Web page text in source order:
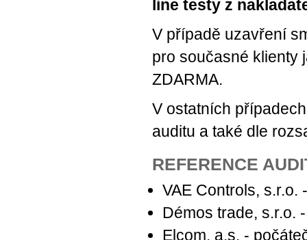
line testy z
V případě uzavření
pro současné klienty
ZDARMA.
V ostatních
auditu a také dle
REFERENCE
VAE Controls, s.r.o.
Démos trade, s.r.o.
Elcom, a.s. -